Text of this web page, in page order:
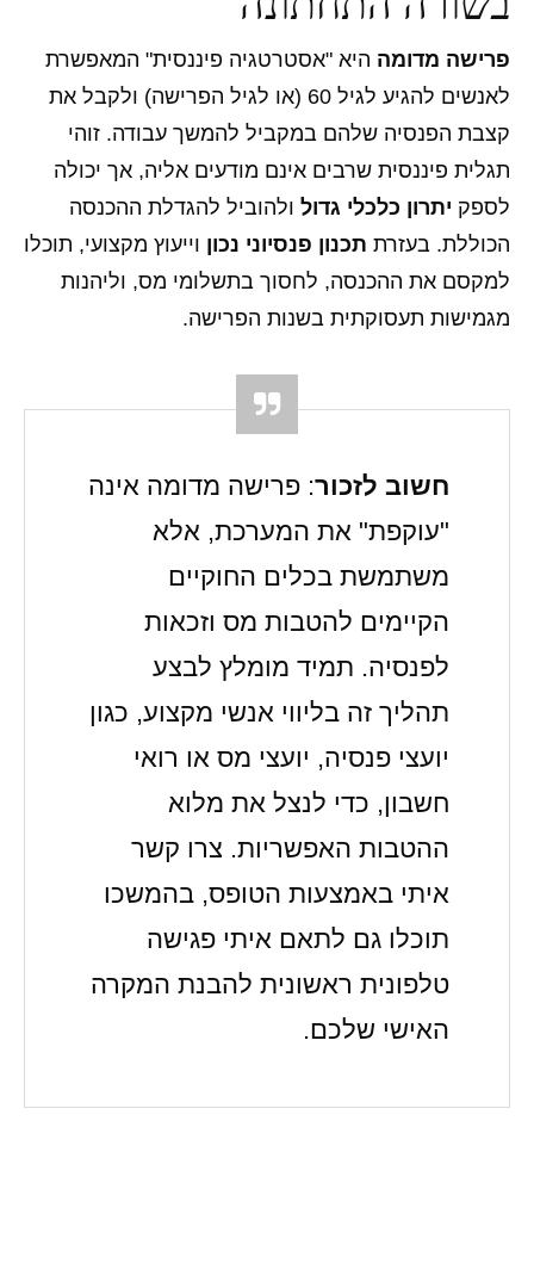
פרישה מדומה היא "אסטרטגיה פיננסית" המאפשרת
לאנשים להגיע לגיל 60 (או לגיל הפרישה) ולקבל את
קצבת הפנסיה שלהם במקביל להמשך עבודה. זוהי
תגלית פיננסית שרבים אינם מודעים אליה, אך יכולה
לספק יתרון כלכלי גדול ולהוביל להגדלת ההכנסה
הכוללת. בעזרת תכנון פנסיוני נכון וייעוץ מקצועי, תוכלו
למקסם את ההכנסה, לחסוך בתשלומי מס, וליהנות
מגמישות תעסוקתית בשנות הפרישה.
חשוב לזכור: פרישה מדומה אינה
"עוקפת" את המערכת, אלא
משתמשת בכלים החוקיים
הקיימים להטבות מס וזכאות
לפנסיה. תמיד מומלץ לבצע
תהליך זה בליווי אנשי מקצוע, כגון
יועצי פנסיה, יועצי מס או רואי
חשבון, כדי לנצל את מלוא
ההטבות האפשריות. צרו קשר
איתי באמצעות הטופס, בהמשכו
תוכלו גם לתאם איתי פגישה
טלפונית ראשונית להבנת המקרה
האישי שלכם.